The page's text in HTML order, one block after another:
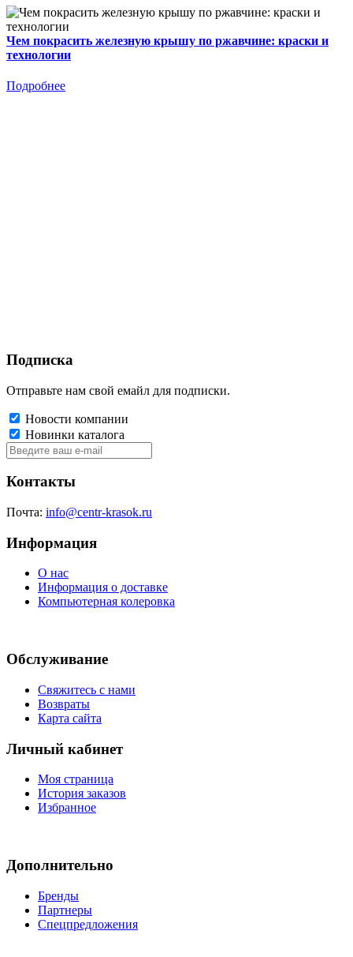
Чем покрасить железную крышу по ржавчине: краски и
технологии
Подробнее
Подписка
Отправьте нам свой емайл для подписки.
Новости компании
Новинки каталога
Контакты
Почта: info@centr-krasok.ru
Информация
О нас
Информация о доставке
Компьютерная колеровка
Обслуживание
Свяжитесь с нами
Возвраты
Карта сайта
Личный кабинет
Моя страница
История заказов
Избранное
Дополнительно
Бренды
Партнеры
Спецпредложения